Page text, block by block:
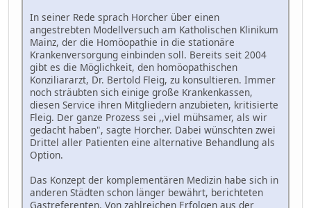
In seiner Rede sprach Horcher über einen
angestrebten Modellversuch am Katholischen Klinikum
Mainz, der die Homöopathie in die stationäre
Krankenversorgung einbinden soll. Bereits seit 2004
gibt es die Möglichkeit, den homöopathischen
Konziliararzt, Dr. Bertold Fleig, zu konsultieren. Immer
noch sträubten sich einige große Krankenkassen,
diesen Service ihren Mitgliedern anzubieten, kritisierte
Fleig. Der ganze Prozess sei ,,viel mühsamer, als wir
gedacht haben", sagte Horcher. Dabei wünschten zwei
Drittel aller Patienten eine alternative Behandlung als
Option.
Das Konzept der komplementären Medizin habe sich in
anderen Städten schon länger bewährt, berichteten
Gastreferenten. Von zahlreichen Erfolgen aus der